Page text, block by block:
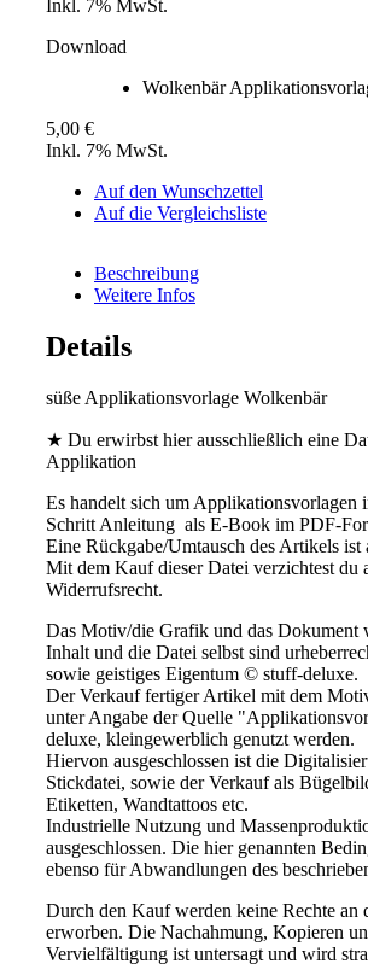
Inkl. 7% MwSt.
Download
Wolkenbär
5,00 €
Inkl. 7% MwSt.
Auf den Wunschzettel
Auf die Vergleichsliste
Beschreibung
Weitere Infos
Details
süße Applikationsvorlage Wolkenbär
★ Du erwirbst hier ausschließlich eine
Applikation
Es handelt sich um Applikationsvorlagen
Schritt Anleitung als E-Book im PDF-
Eine Rückgabe/Umtausch des Artikels ist
Mit dem Kauf dieser Datei verzichtest du
Widerrufsrecht.
Das Motiv/die Grafik und das Dokument
Inhalt und die Datei selbst sind
sowie geistiges Eigentum © stuff-deluxe.
Der Verkauf fertiger Artikel mit dem
unter Angabe der Quelle
deluxe, kleingewerblich genutzt werden.
Hiervon ausgeschlossen ist die
Stickdatei, sowie der Verkauf als
Etiketten, Wandtattoos etc.
Industrielle Nutzung und
ausgeschlossen. Die hier genannten
ebenso für Abwandlungen des
Durch den Kauf werden keine Rechte an
erworben. Die Nachahmung, Kopieren
Vervielfältigung ist untersagt und wird